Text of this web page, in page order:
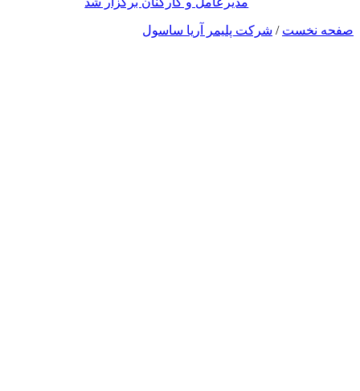
صفحه نخست / شرکت پلیمر آریا ساسول